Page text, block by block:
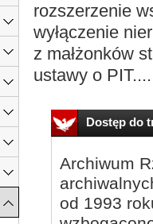
rozszerzenie
wyłączenie
z małżonków
ustawy o PIT....
Dostęp do
Archiwum
od 1993